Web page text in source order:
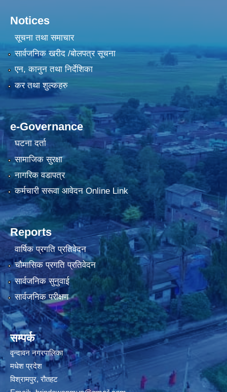
Notices
सूचना तथा समाचार
सार्वजनिक खरीद /बोलपत्र सूचना
एन, कानुन तथा निर्देशिका
कर तथा शुल्कहरु
e-Governance
घटना दर्ता
सामाजिक सुरक्षा
नागरिक वडापत्र
कर्मचारी सरूवा आवेदन Online Link
Reports
वार्षिक प्रगति प्रतिवेदन
चौमासिक प्रगति प्रतिवेदन
सार्वजनिक सुनुवाई
सार्वजनिक परीक्षण
सम्पर्क
वृन्दावन नगरपालिका
मधेश प्रदेश
विश्रामपुर, रौतहट